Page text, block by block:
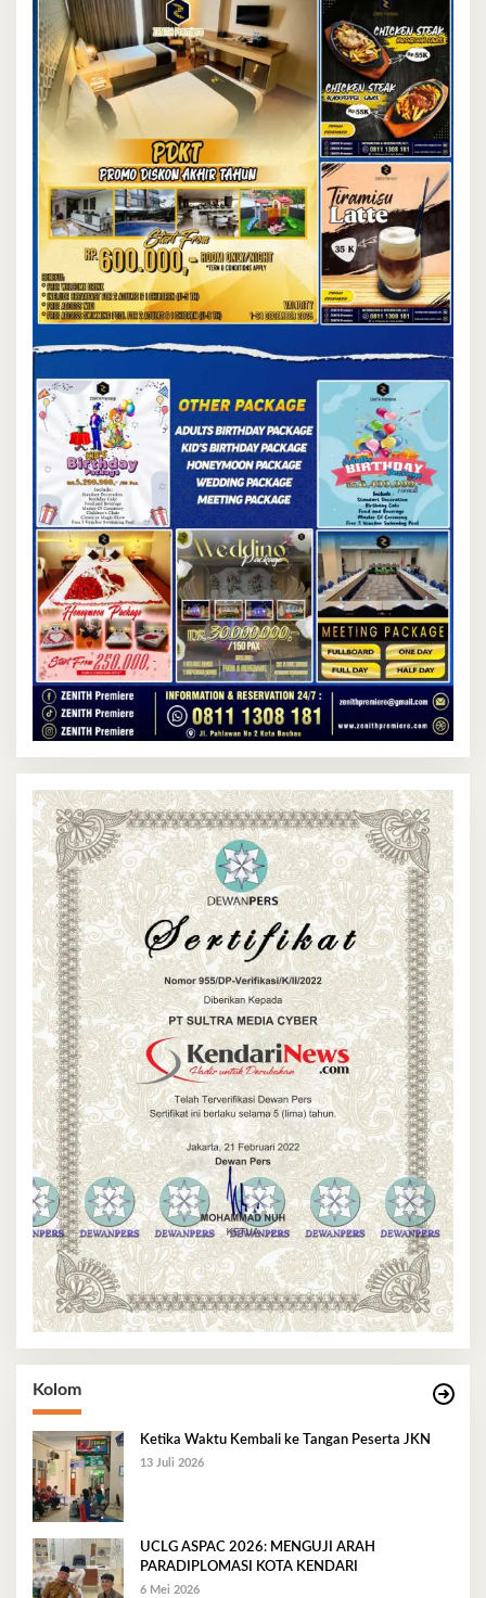
Kolom
Ketika Waktu Kembali ke Tangan Peserta JKN
13 Juli 2026
UCLG ASPAC 2026: MENGUJI ARAH
PARADIPLOMASI KOTA KENDARI
6 Mei 2026